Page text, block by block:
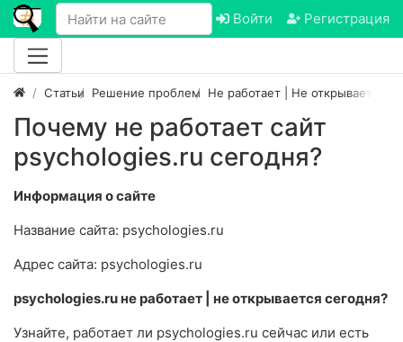
Войти Регистрация
Статьи Решение проблем Не работает | Не открывается
Почему не работает сайт
psychologies.ru сегодня?
Информация о сайте
Название сайта: psychologies.ru
Адрес сайта: psychologies.ru
psychologies.ru не работает | не открывается сегодня?
Узнайте, работает ли psychologies.ru сейчас или есть